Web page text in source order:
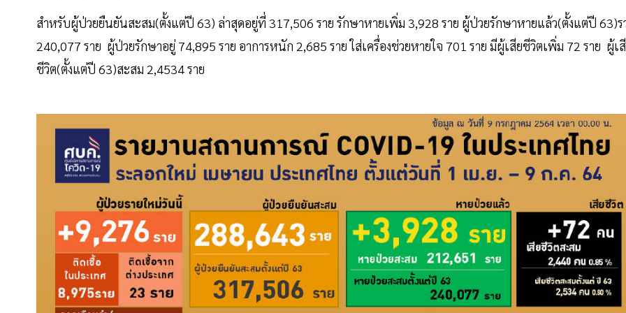
สำหรับผู้ป่วยยืนยันสะสม(ตั้งแต่ปี 63) ล่าสุดอยู่ที่ 317,506 ราย รักษาหายเพิ่ม 3,928 ราย ผู้ป่วยรักษาหายแล้ว(ตั้งแต่ปี 63)ร
240,077 ราย ผู้ป่วยรักษาอยู่ 74,895 ราย อาการหนัก 2,685 ราย ใส่เครื่องช่วยหายใจ 701 ราย มีผู้เสียชีวิตเพิ่ม 72 ราย ผู้เ
ชีวิต(ตั้งแต่ปี 63)สะสม 2,4534 ราย